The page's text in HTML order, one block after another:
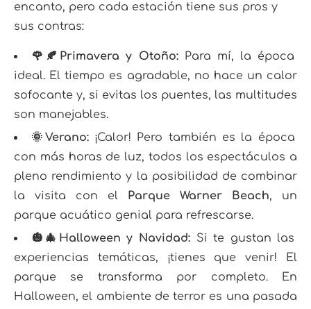
encanto, pero cada estación tiene sus pros y
sus contras:
🌹🍂Primavera y Otoño:Para mí, la época
ideal. El tiempo es agradable, no hace un calor
sofocante y, si evitas los puentes, las multitudes
son manejables.
🌞Verano:¡Calor! Pero también es la época
con más horas de luz, todos los espectáculos a
pleno rendimiento y la posibilidad de combinar
la visita con el Parque Warner Beach, un
parque acuático genial para refrescarse.
🎃🎄Halloween y Navidad: Si te gustan las
experiencias temáticas, ¡tienes que venir! El
parque se transforma por completo. En
Halloween, el ambiente de terror es una pasada